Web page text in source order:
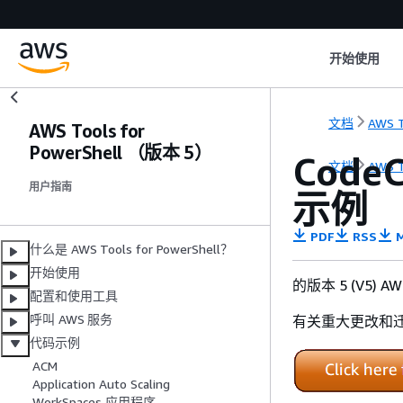
开始使用
AWS Tools for
PowerShell （版本 5）
用户指南
什么是 AWS Tools for PowerShell？
开始使用
配置和使用工具
呼叫 AWS 服务
代码示例
ACM
Application Auto Scaling
文档 AWS
文档 AWS
示例
PDF RSS
的版本 5 (V5)
有关重大更改和